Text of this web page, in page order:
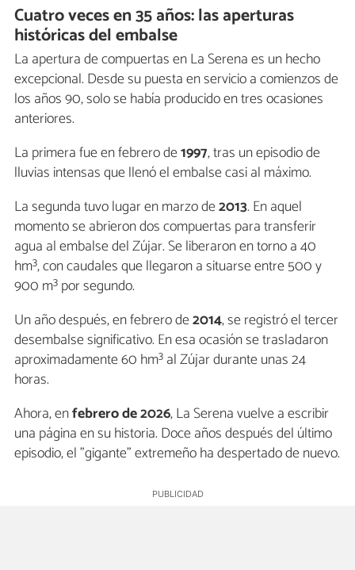
Cuatro veces en 35 años: las aperturas
históricas del embalse
La apertura de compuertas en La Serena es un hecho
excepcional. Desde su puesta en servicio a comienzos de
los años 90, solo se había producido en tres ocasiones
anteriores.
La primera fue en febrero de1997, tras un episodio de
lluvias intensas que llenó el embalse casi al máximo.
La segunda tuvo lugar en marzo de2013. En aquel
momento se abrieron dos compuertas para transferir
agua al embalse del Zújar. Se liberaron en torno a 40
hm³, con caudales que llegaron a situarse entre 500 y
900 m³ por segundo.
Un año después, en febrero de2014, se registró el tercer
desembalse significativo. En esa ocasión se trasladaron
aproximadamente 60 hm³ al Zújar durante unas 24
horas.
Ahora, enfebrero de 2026, La Serena vuelve a escribir
una página en su historia. Doce años después del último
episodio, el "gigante" extremeño ha despertado de nuevo.